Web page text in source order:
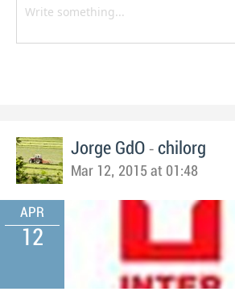
Jorge GdO - chilorg
Mar 12, 2015 at 01:48
APR
12